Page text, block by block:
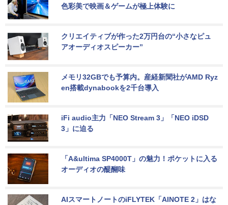
色彩美で映画＆ゲームが極上体験に
クリエイティブが作った2万円台の“小さなピュ
アオーディオスピーカー”
メモリ32GBでも予算内。産経新聞社がAMD Ryz
en搭載dynabookを2千台導入
iFi audio主力「NEO Stream 3」「NEO iDSD
3」に迫る
「A&ultima SP4000T」の魅力！ポケットに入る
オーディオの醍醐味
AIスマートノートのiFLYTEK「AINOTE 2」はな